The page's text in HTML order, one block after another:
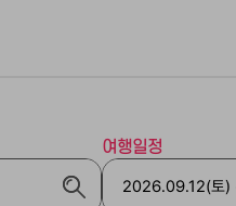
여행일정